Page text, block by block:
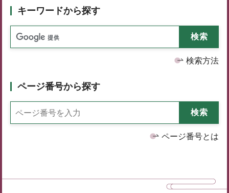
キーワードから探す
検索方法
ページ番号から探す
ページ番号とは